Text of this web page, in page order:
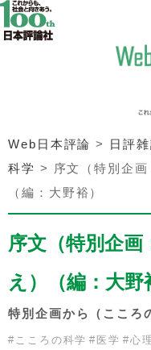
Web日本評論 > 日評
科学 >
序文（特別企
（編：大野裕）
序文（特別企
え）（編：大野
特別企画から（こころ
# こころの科学 # 医学 #心理